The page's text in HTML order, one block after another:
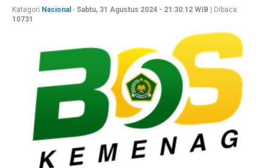
Kategori Nasional - Sabtu, 31 Agustus 2024 - 21:30:12 WIB | Dibaca:
10731